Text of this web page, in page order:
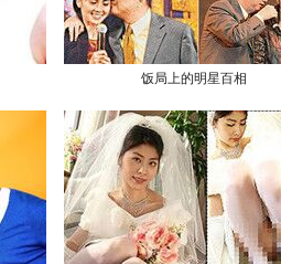
饭局上的明星百相